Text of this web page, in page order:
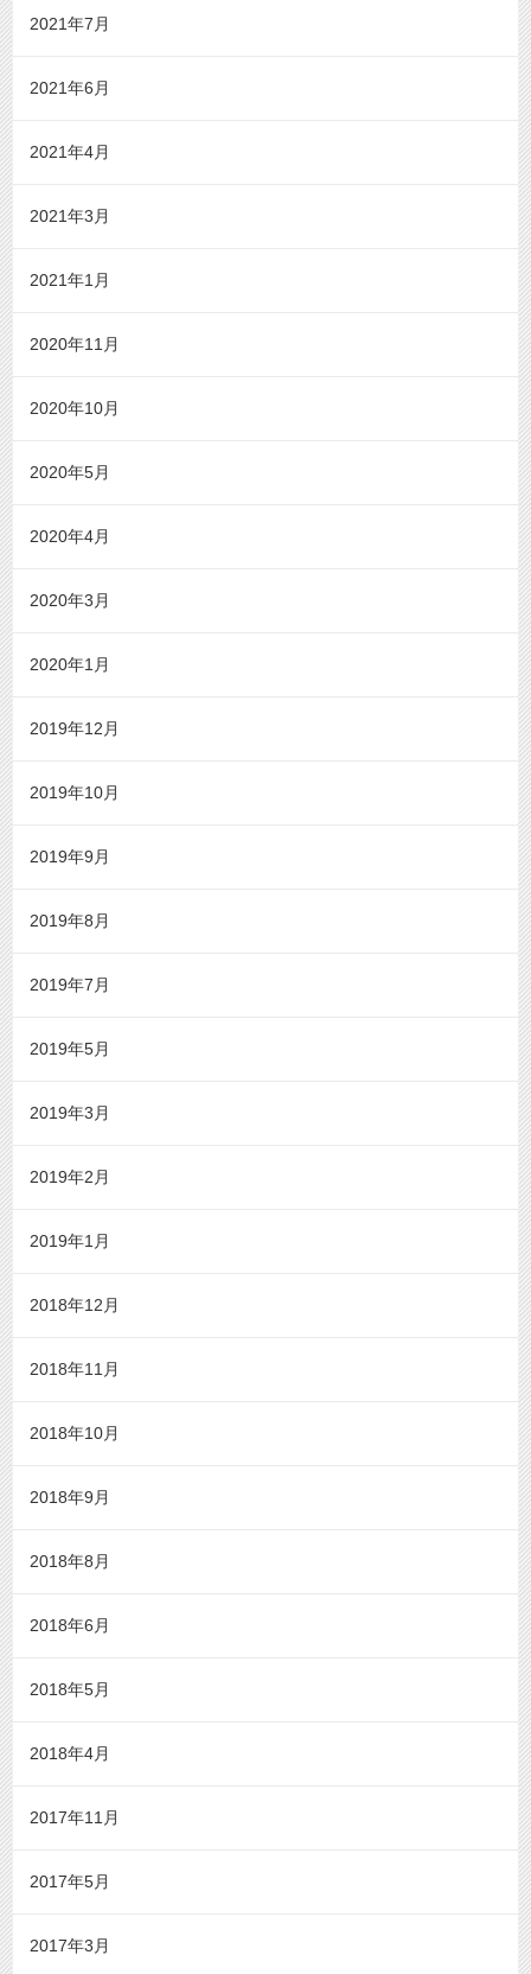
2021年7月
2021年6月
2021年4月
2021年3月
2021年1月
2020年11月
2020年10月
2020年5月
2020年4月
2020年3月
2020年1月
2019年12月
2019年10月
2019年9月
2019年8月
2019年7月
2019年5月
2019年3月
2019年2月
2019年1月
2018年12月
2018年11月
2018年10月
2018年9月
2018年8月
2018年6月
2018年5月
2018年4月
2017年11月
2017年5月
2017年3月